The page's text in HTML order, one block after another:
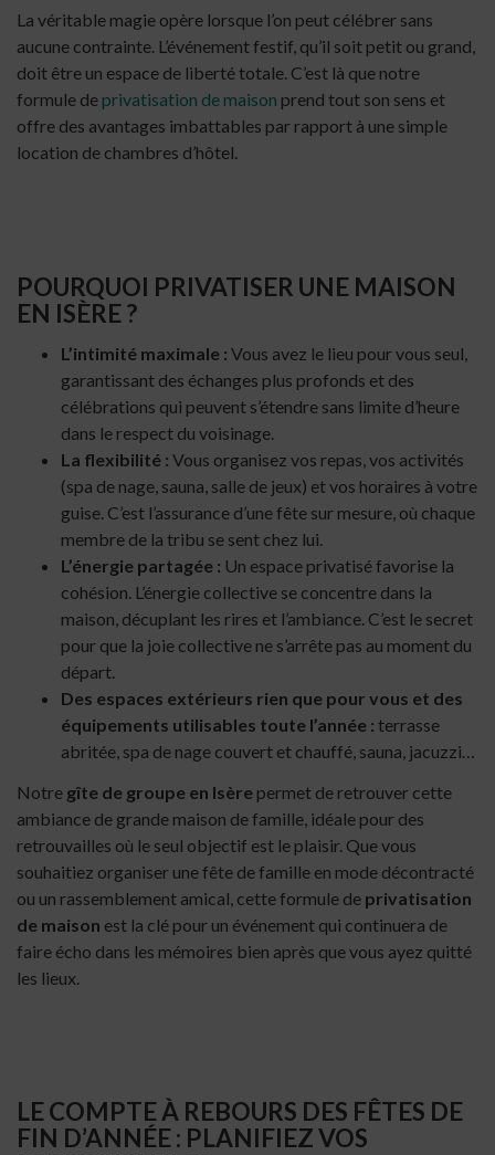
La véritable magie opère lorsque l’on peut célébrer sans
aucune contrainte. L’événement festif, qu’il soit petit ou grand,
doit être un espace de liberté totale. C’est là que notre
formule deprivatisation de maison prend tout son sens et
offre des avantages imbattables par rapport à une simple
location de chambres d’hôtel.
POURQUOI PRIVATISER UNE MAISON
EN ISÈRE ?
L’intimité maximale : Vous avez le lieu pour vous seul,
garantissant des échanges plus profonds et des
célébrations qui peuvent s’étendre sans limite d’heure
dans le respect du voisinage.
La flexibilité : Vous organisez vos repas, vos activités
(spa de nage, sauna, salle de jeux) et vos horaires à votre
guise. C’est l’assurance d’une fête sur mesure, où chaque
membre de la tribu se sent chez lui.
L’énergie partagée : Un espace privatisé favorise la
cohésion. L’énergie collective se concentre dans la
maison, décuplant les rires et l’ambiance. C’est le secret
pour que la joie collective ne s’arrête pas au moment du
départ.
Des espaces extérieurs rien que pour vous et des
équipements utilisables toute l’année : terrasse
abritée, spa de nage couvert et chauffé, sauna, jacuzzi…
Notre gîte de groupe en Isère permet de retrouver cette
ambiance de grande maison de famille, idéale pour des
retrouvailles où le seul objectif est le plaisir. Que vous
souhaitiez organiser une fête de famille en mode décontracté
ou un rassemblement amical, cette formule de privatisation
de maison est la clé pour un événement qui continuera de
faire écho dans les mémoires bien après que vous ayez quitté
les lieux.
LE COMPTE À REBOURS DES FÊTES DE
FIN D’ANNÉE : PLANIFIEZ VOS